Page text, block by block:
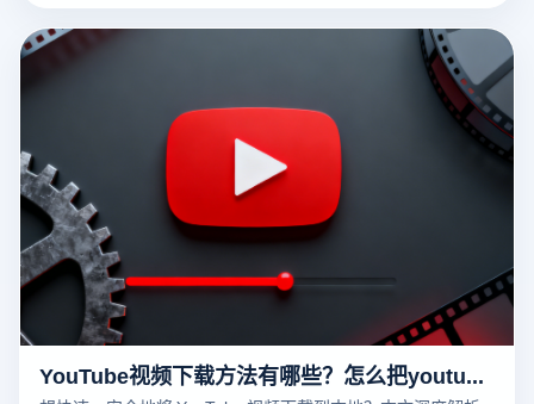
YouTube视频下载方法有哪些？怎么把youtube视频下载到本地？